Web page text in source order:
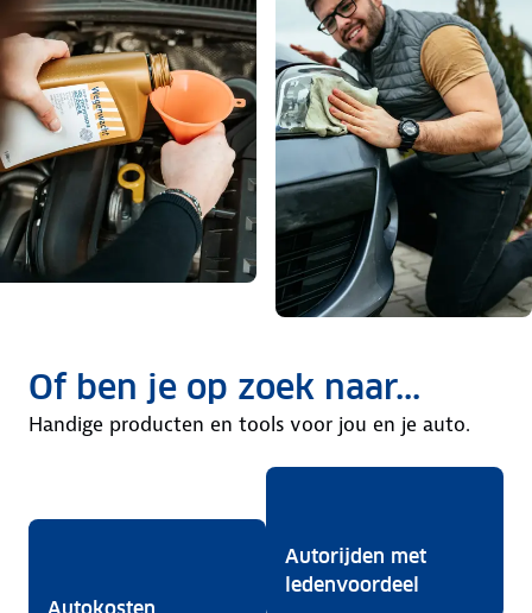
Of ben je op zoek naar...
Handige producten en tools voor jou en je auto.
Autorijden met
ledenvoordeel